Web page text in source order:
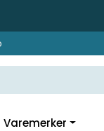
Varemerker